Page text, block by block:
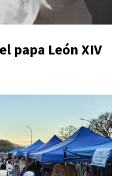
papa León XIV